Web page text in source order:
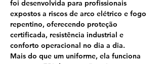
foi desenvolvida para profissionais
expostos a riscos de arco elétrico e fogo
repentino, oferecendo proteção
certificada, resistência industrial e
conforto operacional no dia a dia.
Mais do que um uniforme, ela funciona